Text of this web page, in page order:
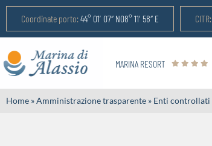
Coordinate porto:44° 01′ 07″ N08° 11′ 58″ E CITR:
MARINA RESORT
Home »Amministrazione trasparente » Enti controllati